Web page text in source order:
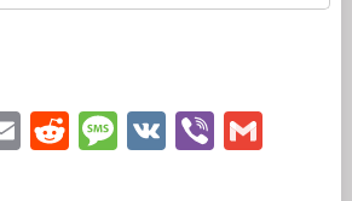
EmailRedditMessage
VKViber